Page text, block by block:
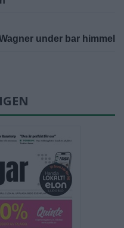
under bar himmel